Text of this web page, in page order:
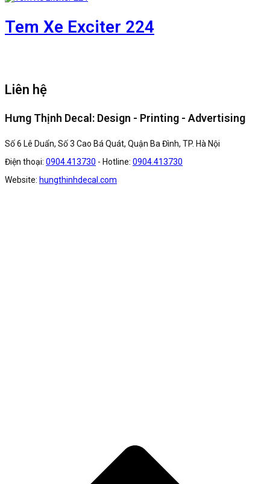
Tem Xe Exciter 224
Liên hệ
Hưng Thịnh Decal: Design - Printing - Advertising
Số 6 Lê Duẩn, Số 3 Cao Bá Quát, Quận Ba Đình, TP. Hà Nội
Điện thoại: 0904.413730 - Hotline: 0904.413730
Website: hungthinhdecal.com